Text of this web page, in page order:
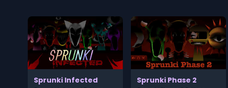
Sprunki Infected Sprunki Phase 2